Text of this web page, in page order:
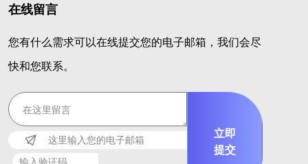
在线留言
您有什么需求可以在线提交您的电子邮箱，我们会尽
快和您联系。
立即
提交